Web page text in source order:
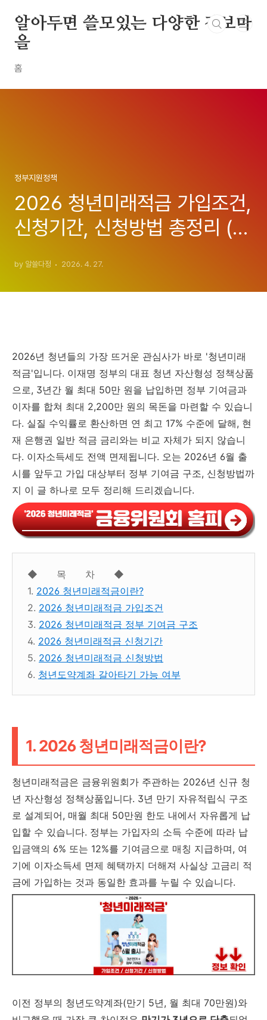
알아두면 쓸모있는 다양한 정보마
을
홈
정부지원정책
2026 청년미래적금 가입조건,
신청기간, 신청방법 총정리 (연
원)
by 알쓸다정 2026. 4. 27.
2026년 청년들의 가장 뜨거운 관심사가 바로 '청년미래
적금'입니다. 이재명 정부의 대표 청년 자산형성 정책상품
으로, 3년간 월 최대 50만 원을 납입하면 정부 기여금과
이자를 합쳐 최대 2,200만 원의 목돈을 마련할 수 있습니
다. 실질 수익률로 환산하면 연 최고 17% 수준에 달해, 현
재 은행권 일반 적금 금리와는 비교 자체가 되지 않습니
다. 이자소득세도 전액 면제됩니다. 오는 2026년 6월 출
시를 앞두고 가입 대상부터 정부 기여금 구조, 신청방법까
지 이 글 하나로 모두 정리해 드리겠습니다.
◆ 목 차 ◆
1. 2026 청년미래적금이란?
2. 2026 청년미래적금 가입조건
3. 2026 청년미래적금 정부 기여금 구조
4. 2026 청년미래적금 신청기간
5. 2026 청년미래적금 신청방법
6. 청년도약계좌 갈아타기 가능 여부
1. 2026 청년미래적금이란?
청년미래적금은 금융위원회가 주관하는 2026년 신규 청
년 자산형성 정책상품입니다. 3년 만기 자유적립식 구조
로 설계되어, 매월 최대 50만원 한도 내에서 자유롭게 납
입할 수 있습니다. 정부는 가입자의 소득 수준에 따라 납
입금액의 6% 또는 12%를 기여금으로 매칭 지급하며, 여
기에 이자소득세 면제 혜택까지 더해져 사실상 고금리 적
금에 가입하는 것과 동일한 효과를 누릴 수 있습니다.
이전 정부의 청년도약계좌(만기 5년, 월 최대 70만원)와